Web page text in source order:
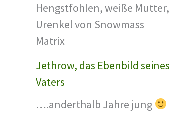
W
0
Hengstfohlen, weiße Mutter,
Urenkel von Snowmass
Matrix
Jethrow, das Ebenbild seines
Vaters
….anderthalb Jahre jung